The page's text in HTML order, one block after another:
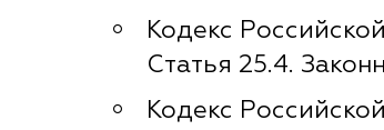
Кодекс
Статья 25.4.
Кодекс